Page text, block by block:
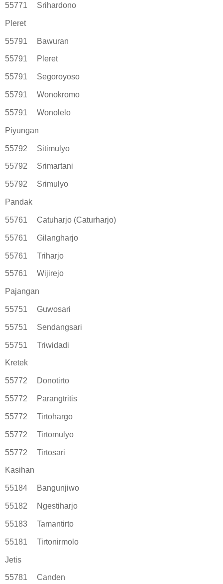
55771 Srihardono
Pleret
55791 Bawuran
55791 Pleret
55791 Segoroyoso
55791 Wonokromo
55791 Wonolelo
Piyungan
55792 Sitimulyo
55792 Srimartani
55792 Srimulyo
Pandak
55761 Catuharjo (Caturharjo)
55761 Gilangharjo
55761 Triharjo
55761 Wijirejo
Pajangan
55751 Guwosari
55751 Sendangsari
55751 Triwidadi
Kretek
55772 Donotirto
55772 Parangtritis
55772 Tirtohargo
55772 Tirtomulyo
55772 Tirtosari
Kasihan
55184 Bangunjiwo
55182 Ngestiharjo
55183 Tamantirto
55181 Tirtonirmolo
Jetis
55781 Canden